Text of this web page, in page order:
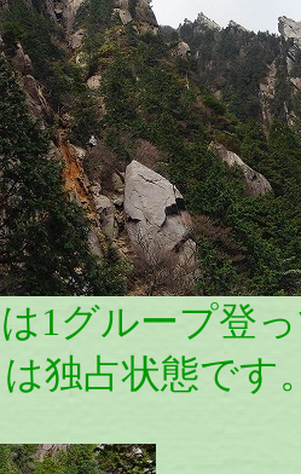
ループ登っ
占状態です